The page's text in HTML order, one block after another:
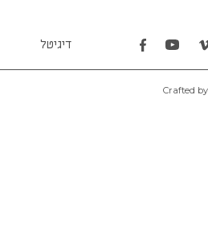
דיגיטל
Crafted by